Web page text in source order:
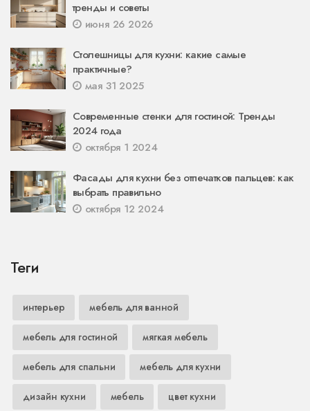
тренды и советы
июня 26 2026
Столешницы для кухни: какие самые
практичные?
мая 31 2025
Современные стенки для гостиной: Тренды
2024 года
октября 1 2024
Фасады для кухни без отпечатков пальцев: как
выбрать правильно
октября 12 2024
Теги
интерьер мебель для ванной
мебель для гостиной мягкая мебель
мебель для спальни мебель для кухни
дизайн кухни мебель цвет кухни